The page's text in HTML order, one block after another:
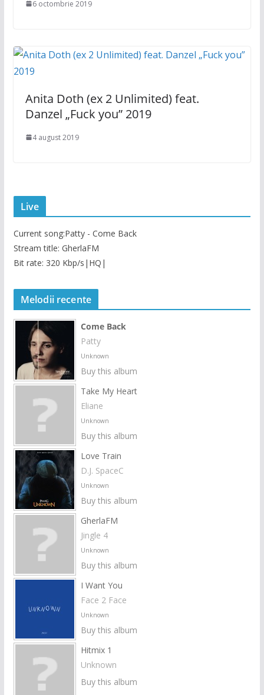
6 octombrie 2019
Anita Doth (ex 2 Unlimited) feat.
Danzel „Fuck you” 2019
4 august 2019
Live
Current song:Patty - Come Back
Stream title: GherlaFM
Bit rate: 320 Kbp/s|HQ|
Melodii recente
Come Back
Patty
Unknown
Buy this album
Take My Heart
Eliane
Unknown
Buy this album
Love Train
D.J. SpaceC
Unknown
Buy this album
GherlaFM
Jingle 4
Unknown
Buy this album
I Want You
Face 2 Face
Unknown
Buy this album
Hitmix 1
Unknown
Buy this album